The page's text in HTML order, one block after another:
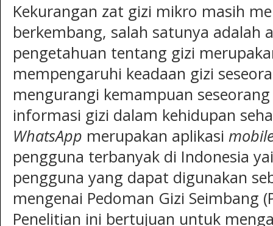
Kekurangan zat gizi mikro masih
berkembang, salah satunya adalah
pengetahuan tentang gizi
mempengaruhi keadaan gizi
mengurangi kemampuan
informasi gizi dalam kehidupan
WhatsApp merupakan aplikasi
pengguna terbanyak di Indonesia
pengguna yang dapat digunakan
mengenai Pedoman Gizi Seimbang
Penelitian ini bertujuan untuk